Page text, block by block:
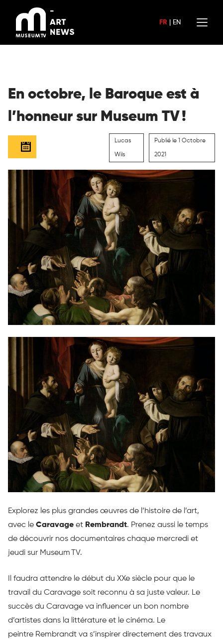
contenu
FR EN
En octobre, le Baroque est à
l’honneur sur Museum TV !
Lucas
Wils
Publié le 1 Octobre
2021
Explorez les plus grandes œuvres de l’histoire de l’art,
avec le Caravage et Rembrandt. Prenez aussi le temps
de découvrir nos documentaires chaque mercredi et
jeudi sur Museum TV.
Il faudra attendre le début du XXe siècle pour que le
travail du Caravage soit reconnu à sa juste valeur. Le
succès du Caravage va influencer un bon nombre
d’artistes dans la littérature et le cinéma. Le
peintre Rembrandt va s’inspirer directement des travaux